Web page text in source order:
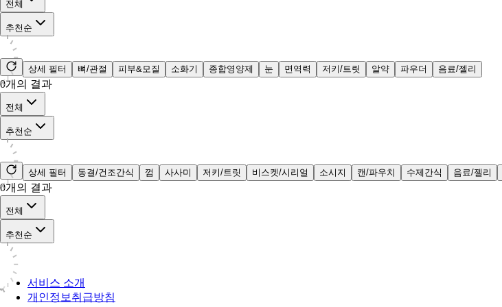
전체
추천순
상세 필터 뼈/관절 피부&모질 소화기 종합영양제 눈 면역력 저키/트릿 알약 파우더 음료/젤리
0개의 결과
전체
추천순
상세 필터 동결/건조간식 껌 사사미 저키/트릿 비스켓/시리얼 소시지 캔/파우치 수제간식 음료/젤리
0개의 결과
전체
추천순
서비스 소개
개인정보취급방침